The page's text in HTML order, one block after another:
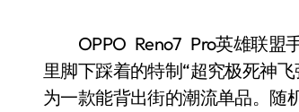
OPPO Reno7 Pro英雄联盟手
里脚下踩着的特制“超究极死神
为一款能背出街的潮流单品。随